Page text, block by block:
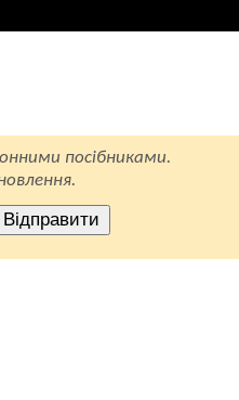
посібниками.
Відправити